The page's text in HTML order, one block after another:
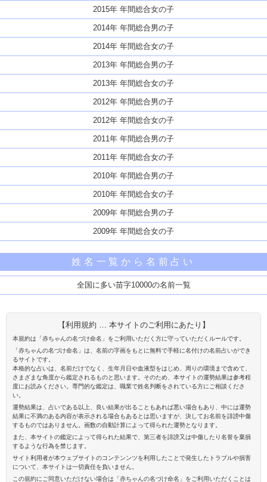
2015年 年間総合女の子
2014年 年間総合男の子
2014年 年間総合女の子
2013年 年間総合男の子
2013年 年間総合女の子
2012年 年間総合男の子
2012年 年間総合女の子
2011年 年間総合男の子
2011年 年間総合女の子
2010年 年間総合男の子
2010年 年間総合女の子
2009年 年間総合男の子
2009年 年間総合女の子
姓名一覧から名前占い
全国に多い苗字10000の名前一覧
【利用規約 … 本サイトのご利用にあたり】
本規約は「赤ちゃんの名づけ命名」をご利用いただく方に守っていただくルールです。
「赤ちゃんの名づけ命名」は、名前の字画をもとに無料で手軽に名付けの名前占いができ
るサイトです。
本格的な占いは、名前だけでなく、生年月日や血液型をはじめ、周りの環境まで含めて、
さまざまな角度から鑑定されるものと思います。そのため、本サイトの運勢結果は参考程
度にお読みください。専門的な鑑定は、職業で姓名判断をされている方にご相談くださ
い。
運勢結果は、占いである以上、良い結果が出ることもあれば悪い場合もあり、中には運勢
結果に不満のある内容が表示される場合もあるとは思いますが、決してお名前を誹謗中傷
するものではありません。画数の自動計算によって得られた運勢となります。
また、本サイトの鑑定によって得られた結果で、第三者を誹謗又は中傷したり名誉を棄損
するような行為を禁じます。
サイト利用者が本ウェブサイトのコンテンンツを利用したことで発生したトラブルや損害
について、本サイトは一切責任を負いません。
この規約にご同意いただけない場合は「赤ちゃんの名づけ命名」をご利用いただくことは